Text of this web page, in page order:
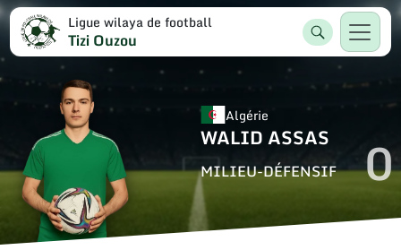
Ligue wilaya de football
Tizi Ouzou
Algérie
WALID ASSAS
MILIEU-DÉFENSIF 0